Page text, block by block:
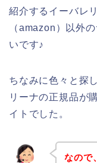
紹介するイーバレ
（amazon）以外
いです♪
ちなみに色々と探
リーナの正規品が
イトでした。
なので